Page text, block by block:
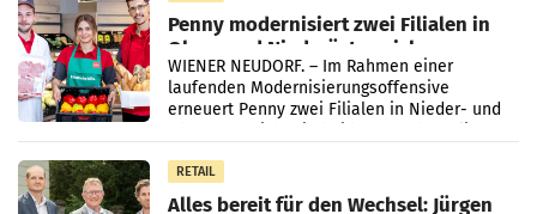
Penny modernisiert zwei Filialen in
Ober- und Niederösterreich
WIENER NEUDORF. – Im Rahmen einer
laufenden Modernisierungsoffensive
erneuert Penny zwei Filialen in Nieder- und
RETAIL
Alles bereit für den Wechsel: Jürgen